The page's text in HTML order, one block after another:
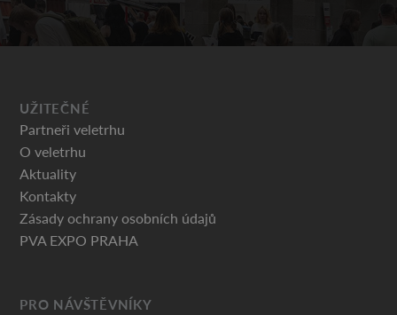
UŽITEČNÉ
Partneři veletrhu
O veletrhu
Aktuality
Kontakty
Zásady ochrany osobních údajů
PVA EXPO PRAHA
PRO NÁVŠTĚVNÍKY